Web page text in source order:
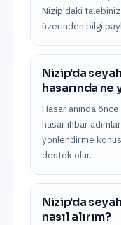
Nizip'daki
üzerinden bilgi
Nizip'da
hasarında ne
Hasar anında
hasar ihbar
yönlendirme
destek olur.
Nizip'da
nasıl alırım?